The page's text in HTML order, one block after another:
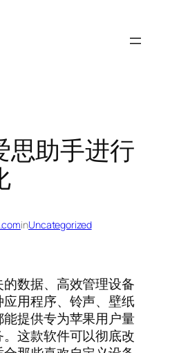
思助手进行
inUncategorized
数据、高效管理设备
用程序、铃声、壁纸
提供专为苹果用户量
这款软件可以彻底改